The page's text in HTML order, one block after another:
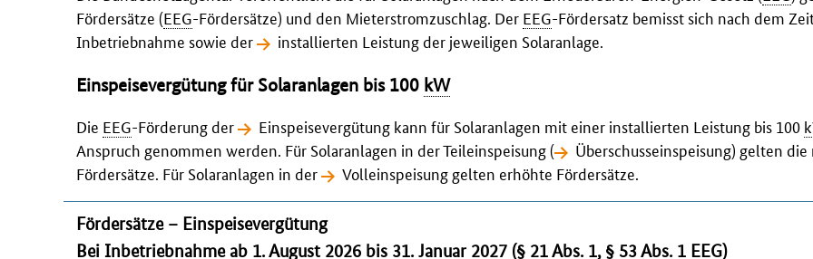
Fördersätze (EEG-Fördersätze) und den Mieterstromzuschlag. Der EEG-Fördersatz bemisst sich nach dem
Inbetriebnahme sowie der
installierten Leistungder jeweiligen Solaranlage.
Einspeisevergütung für Solaranlagen bis 100 kW
Die EEG-Förderung der Einspeisevergütung kann für Solaranlagen mit einer installierten Leistung bis 100
Anspruch genommen werden. Für Solaranlagen in der Teileinspeisung (
Überschusseinspeisung) gelten die
Fördersätze. Für Solaranlagen in der
Volleinspeisung gelten erhöhte Fördersätze.
Fördersätze – Einspeisevergütung
Bei Inbetriebnahme ab 1. August 2026 bis 31. Januar 2027 (§ 21Abs. 1, § 53Abs. 1 EEG)